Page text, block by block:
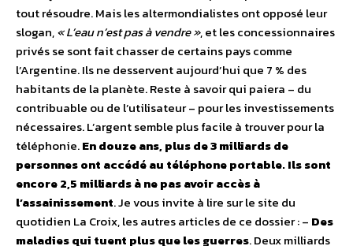
tout résoudre. Mais les altermondialistes ont opposé leur
slogan,« L’eau n’est pas à vendre », et les concessionnaires
privés se sont fait chasser de certains pays comme
l’Argentine. Ils ne desservent aujourd’hui que 7 % des
habitants de la planète. Reste à savoir qui paiera – du
contribuable ou de l’utilisateur – pour les investissements
nécessaires. L’argent semble plus facile à trouver pour la
téléphonie.En douze ans, plus de 3 milliards de
personnes ont accédé au téléphone portable. Ils sont
encore 2,5 milliards à ne pas avoir accès à
l’assainissement. Je vous invite à lire sur le site du
quotidien La Croix, les autres articles de ce dossier : – Des
maladies qui tuent plus que les guerres. Deux milliards